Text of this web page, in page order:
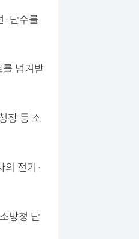
·단수를
를 넘겨받
장 등 소
의 전기·
방청 단